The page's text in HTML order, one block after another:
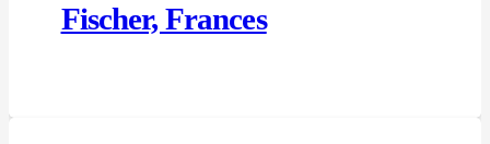
Fischer, Frances